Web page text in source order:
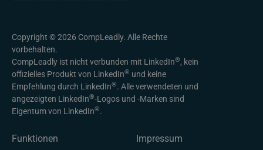
Copyright © 2026 CompLeadly. Alle Rechte
vorbehalten.
CompLeadly ist nicht verbunden mit LinkedIn®, kein
offizielles Produkt von LinkedIn® und keine
Empfehlung durch LinkedIn®. Alle verwendeten und
angezeigten LinkedIn®-Logos und -Marken sind
Eigentum von LinkedIn®.
Funktionen Impressum